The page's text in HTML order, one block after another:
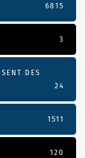
6815
3
DES
24
1511
120